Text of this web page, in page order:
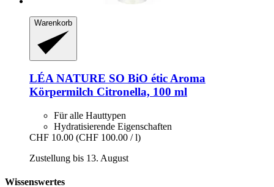
Warenkorb
LÉA NATURE SO BiO éticAroma
Körpermilch Citronella, 100 ml
Für alle Hauttypen
Hydratisierende Eigenschaften
CHF 10.00 (CHF 100.00 / l)
Zustellung bis 13. August
Wissenswertes